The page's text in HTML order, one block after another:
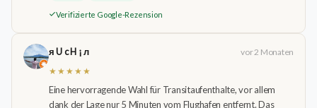
Verifizierte Google-Rezension
я U c H ¡ л
vor 2 Monaten
★★★★★
Eine hervorragende Wahl für Transitaufenthalte, vor allem
dank der Lage nur 5 Minuten vom Flughafen entfernt. Das